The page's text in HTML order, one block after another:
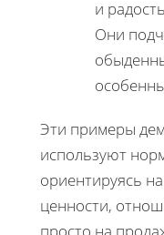
и
Они
Эти примеры
используют
ориентируясь
ценности,